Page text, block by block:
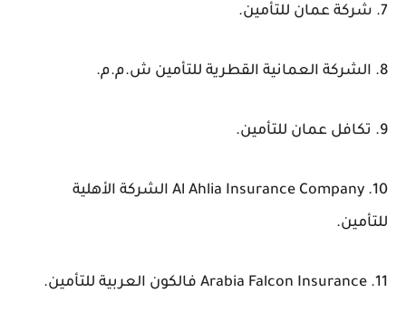
7. شركة عمان للتأمين.
8. الشركة العمانية القطرية للتأمين ش.م.م.
9. تكافل عمان للتأمين.
10. Al Ahlia Insurance Company الشركة الأهلية
للتأمين.
11. Arabia Falcon Insurance فالكون العربية للتأمين.